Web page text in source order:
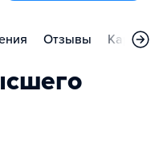
Отзывы Карьера